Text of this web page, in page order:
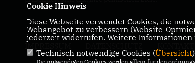
Cookie Hinweis
Diese Webseite verwendet Cookies, die
Webangebot zu verbessern (Website-
jederzeit widerrufen. Weitere Informationen
Technisch notwendige Cookies (Übersicht)
Die notwendigen Cookies werden allein für den